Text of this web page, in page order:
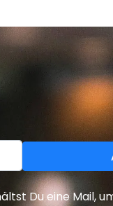
Du eine Mail,